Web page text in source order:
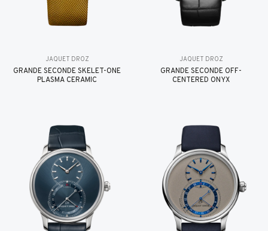
JAQUET DROZ
GRANDE SECONDE SKELET-ONE
PLASMA CERAMIC
JAQUET DROZ
GRANDE SECONDE OFF-
CENTERED ONYX